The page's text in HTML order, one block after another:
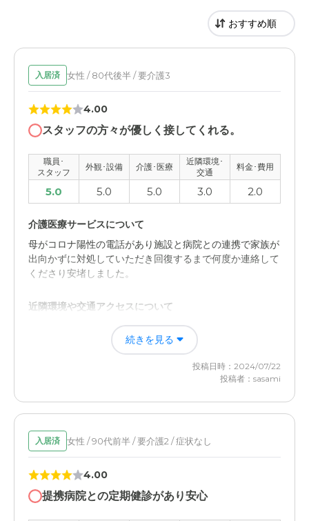
入居済 女性 / 80代後半 / 要介護3
4.00
スタッフの方々が優しく接してくれる。
職員･
スタッフ
外観･設備 介護･医療
近隣環境･
交通
料金･費用
5.0 5.0 5.0 3.0 2.0
介護医療サービスについて
母がコロナ陽性の電話があり施設と病院との連携で家族が
出向かずに対処していただき回復するまで何度か連絡して
くださり安堵しました。
近隣環境や交通アクセスについて
特に気になったところはありません。しいてあるとしたら
駐車場が狭いところぐらいですが立地的に仕方がないと思
います。初めて行く時には線路手前の曲がり道が曲がる直
前まで見えなかったので看板とかがあればわかりやすいか
続きを見る
投稿日時：2024/07/22
投稿者：sasami
入居済 女性 / 90代前半 / 要介護2 / 症状なし
4.00
提携病院との定期健診があり安心